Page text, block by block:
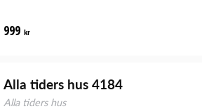
999 kr
Alla tiders hus 4184
Alla tiders hus